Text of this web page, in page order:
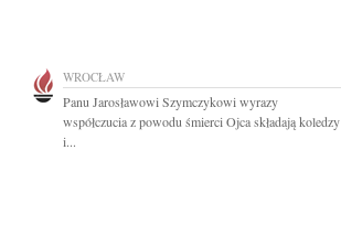
WROCŁAW
Panu Jarosławowi Szymczykowi wyrazy
współczucia z powodu śmierci Ojca składają koledzy
i...